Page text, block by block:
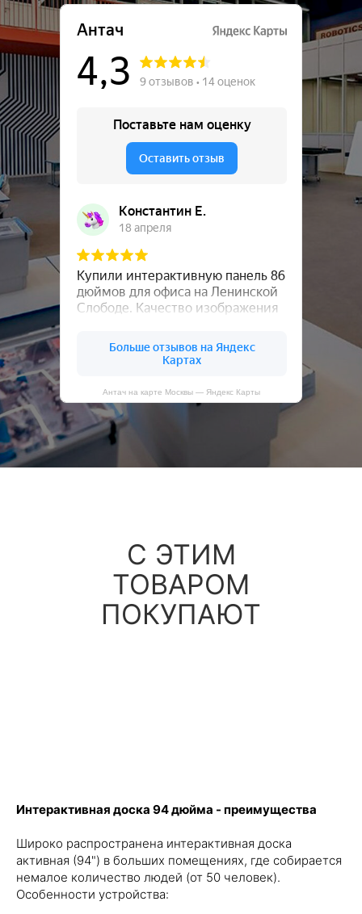
Антач на карте Москвы — Яндекс Карты
С ЭТИМ
ТОВАРОМ
ПОКУПАЮТ
Интерактивная доска 94 дюйма - преимущества
Широко распространена интерактивная доска
активная (94") в больших помещениях, где собирается
немалое количество людей (от 50 человек).
Особенности устройства: